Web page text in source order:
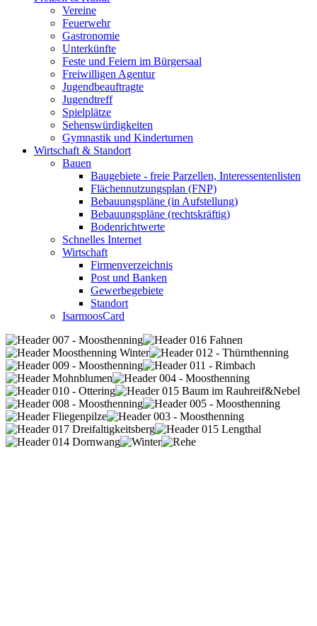
Vereine
Feuerwehr
Gastronomie
Unterkünfte
Feste und Feiern im Bürgersaal
Freiwilligen Agentur
Jugendbeauftragte
Jugendtreff
Spielplätze
Sehenswürdigkeiten
Gymnastik und Kinderturnen
Wirtschaft & Standort
Bauen
Baugebiete - freie Parzellen, Interessentenlisten
Flächennutzungsplan (FNP)
Bebauungspläne (in Aufstellung)
Bebauungspläne (rechtskräftig)
Bodenrichtwerte
Schnelles Internet
Wirtschaft
Firmenverzeichnis
Post und Banken
Gewerbegebiete
Standort
IsarmoosCard